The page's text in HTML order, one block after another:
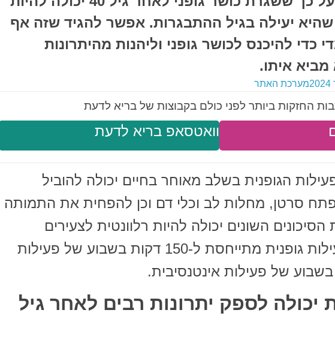
שהיא יעילה בגיל ההתבגרות. אפשר להגיד שזה אף
להיכנס לכושר גופני וליהנות מהיתרונות
מביא איתו.
מערכת האתר
החזקות ביותר לפני כולם בקבוצות של בריא לדעת
וואטסאפ בריא לדעת
הגופנית בשלב מאוחר בחיים יכולה להוביל
סרטן, מחלות לב וכלי דם וכן להפחית את התמותה
השונים יכולה להיות רלוונטית לצעירים
ומבוגרים כאשר פעילות גופנית מתייחסת ל-150 דקות בשבוע של פעילות
יכולה לספק יתרונות רבים לאחר גיל